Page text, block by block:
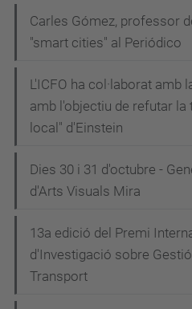
Carles Gómez, professor
"smart cities" al Periódico
L'ICFO ha col·laborat amb
amb l'objectiu de refutar la
local" d'Einstein
Dies 30 i 31 d'octubre -
d'Arts Visuals Mira
13a edició del Premi
d'Investigació sobre
Transport